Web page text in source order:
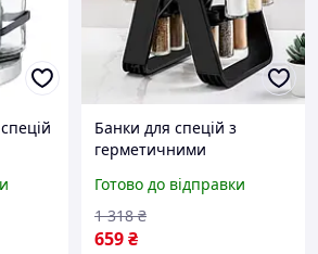
Банки для спецій з
герметичними
для спецій на кухню
Прозорі баночки BW-24
Готово до відправки
659₴
1 318 ₴